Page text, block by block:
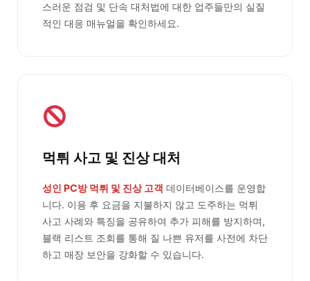
스러운 점검 및 단속 대처법에 대한 업주들만의 실질
적인 대응 매뉴얼을 확인하세요.
먹튀 사고 및 진상 대처
성인 PC방 먹튀 및 진상 고객 데이터베이스를 운영합
니다. 이용 후 요금을 지불하지 않고 도주하는 먹튀
사고 사례와 특징을 공유하여 추가 피해를 방지하며,
블랙 리스트 조회를 통해 질 나쁜 유저를 사전에 차단
하고 매장 보안을 강화할 수 있습니다.